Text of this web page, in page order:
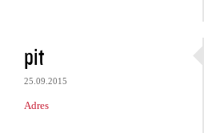
a
r
z
e
pit
25.09.2015
Adres